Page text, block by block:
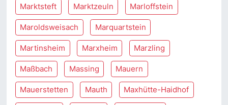
Marktsteft Marktzeuln Marloffstein
Maroldsweisach Marquartstein
Martinsheim Marxheim Marzling
Maßbach Massing Mauern
Mauerstetten Mauth Maxhütte-Haidhof